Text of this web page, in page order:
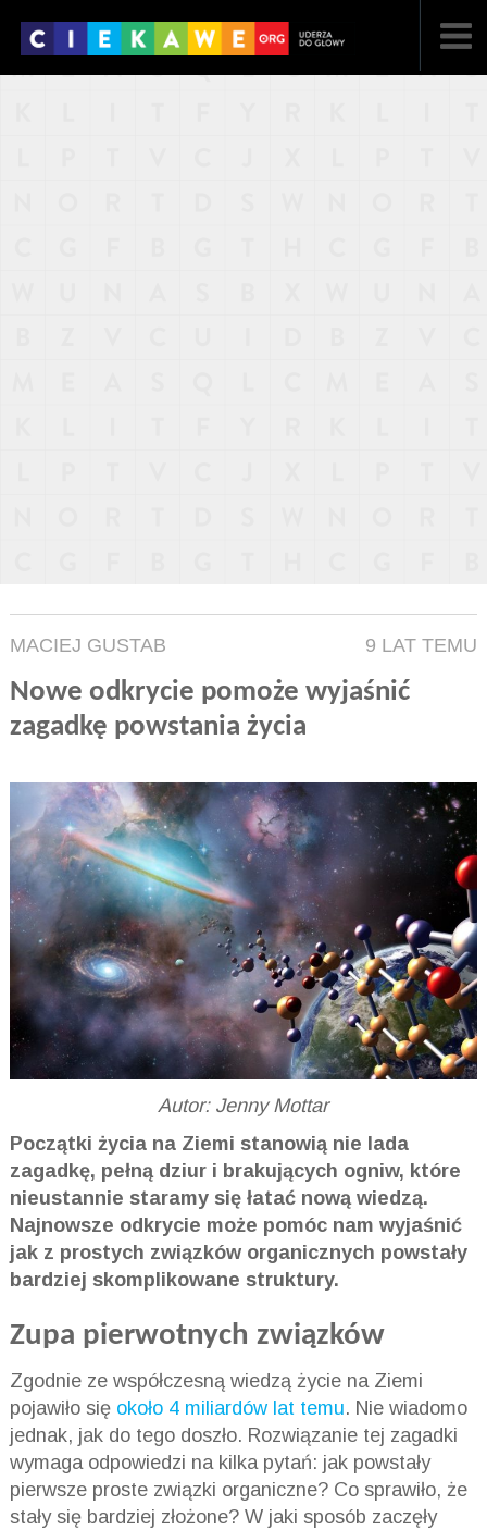
MACIEJ GUSTAB 9 LAT TEMU
Nowe odkrycie pomoże wyjaśnić
zagadkę powstania życia
Autor: Jenny Mottar
Początki życia na Ziemi stanowią nie lada
zagadkę, pełną dziur i brakujących ogniw, które
nieustannie staramy się łatać nową wiedzą.
Najnowsze odkrycie może pomóc nam wyjaśnić
jak z prostych związków organicznych powstały
bardziej skomplikowane struktury.
Zupa pierwotnych związków
Zgodnie ze współczesną wiedzą życie na Ziemi
pojawiło się około 4 miliardów lat temu. Nie wiadomo
jednak, jak do tego doszło. Rozwiązanie tej zagadki
wymaga odpowiedzi na kilka pytań: jak powstały
pierwsze proste związki organiczne? Co sprawiło, że
stały się bardziej złożone? W jaki sposób zaczęły